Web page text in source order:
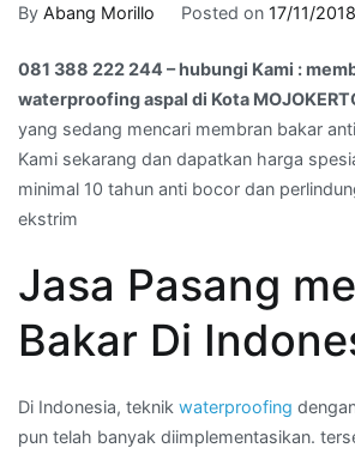
081
222
244
–
hubungi
Kami
bakar
aspal
Kota
MOJOKERTO
By Abang Morillo Posted on 17/11/2018
081 388 222 244 – hubungi Kami :
waterproofing aspal di Kota
yang sedang mencari membran bakar
Kami sekarang dan dapatkan harga
minimal 10 tahun anti bocor dan
ekstrim
Jasa Pasang
Bakar Di
Di Indonesia, teknik waterproofing
pun telah banyak diimplementasikan.